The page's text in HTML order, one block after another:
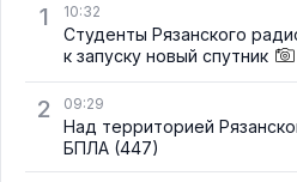
1
10:32
Студенты Рязанского
к запуску новый спутник
2 09:29
Над территорией
БПЛА (447)